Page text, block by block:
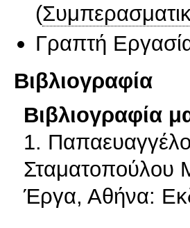
(
Γραπτή
Βιβλιογραφία
Βιβλιογραφία
1.
Σταματοπούλου
Έργα, Αθήνα: